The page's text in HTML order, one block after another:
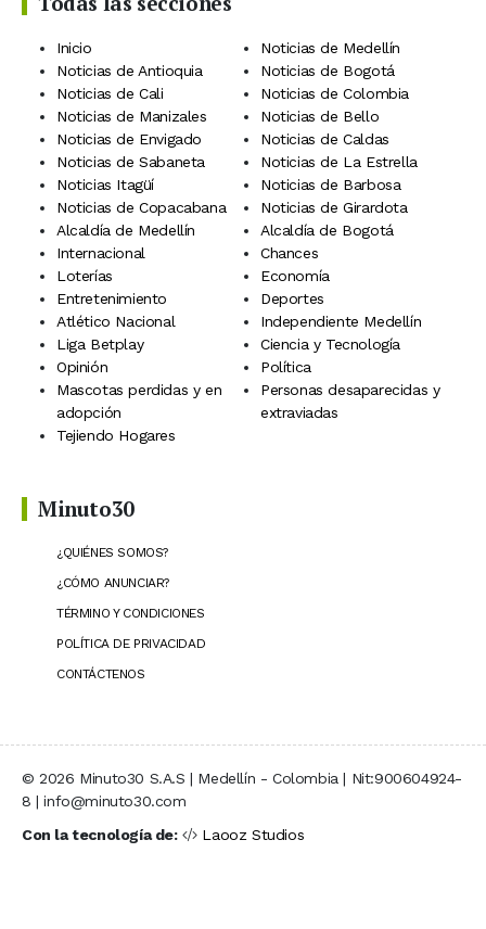
Inicio
Noticias de Medellín
Noticias de Antioquia
Noticias de Bogotá
Noticias de Cali
Noticias de Colombia
Noticias de Manizales
Noticias de Bello
Noticias de Envigado
Noticias de Caldas
Noticias de Sabaneta
Noticias de La Estrella
Noticias Itagüí
Noticias de Barbosa
Noticias de Copacabana
Noticias de Girardota
Alcaldía de Medellín
Alcaldía de Bogotá
Internacional
Chances
Loterías
Economía
Entretenimiento
Deportes
Atlético Nacional
Independiente Medellín
Liga Betplay
Ciencia y Tecnología
Opinión
Política
Mascotas perdidas y en
adopción
Personas desaparecidas y
extraviadas
Tejiendo Hogares
Minuto30
¿QUIÉNES SOMOS?
¿CÓMO ANUNCIAR?
TÉRMINO Y CONDICIONES
POLÍTICA DE PRIVACIDAD
CONTÁCTENOS
© 2026 Minuto30 S.A.S | Medellín - Colombia | Nit:900604924-
8 | info@minuto30.com
Con la tecnología de:
Laooz Studios